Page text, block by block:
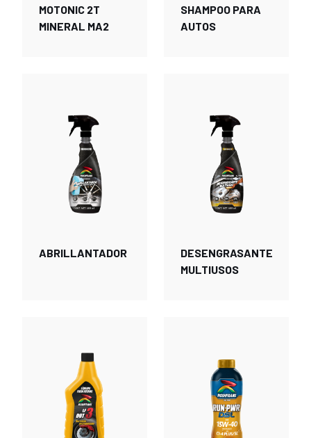
MOTONIC 2T
MINERAL MA2
SHAMPOO PARA
AUTOS
ABRILLANTADOR
DESENGRASANTE
MULTIUSOS